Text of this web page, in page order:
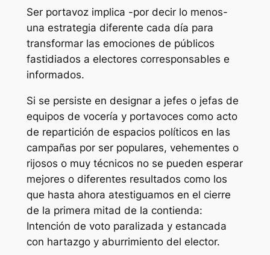
Ser portavoz implica -por decir lo menos-
una estrategia diferente cada día para
transformar las emociones de públicos
fastidiados a electores corresponsables e
informados.
Si se persiste en designar a jefes o jefas de
equipos de vocería y portavoces como acto
de repartición de espacios políticos en las
campañas por ser populares, vehementes o
rijosos o muy técnicos no se pueden esperar
mejores o diferentes resultados como los
que hasta ahora atestiguamos en el cierre
de la primera mitad de la contienda:
Intención de voto paralizada y estancada
con hartazgo y aburrimiento del elector.